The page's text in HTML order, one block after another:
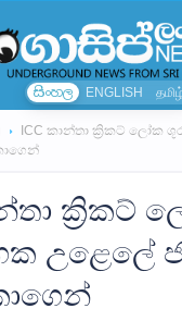
සිංහල ENGLISH
ICC කාන්තා ක්‍රිකට් ලෝක
ක්‍රිකට්
උළෙලේ